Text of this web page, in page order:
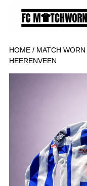
HOME/ MATCH WORN
HEERENVEEN